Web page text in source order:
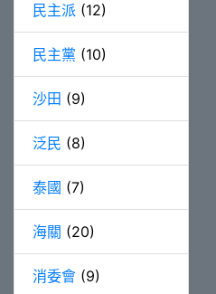
民主派 (12)
民主黨 (10)
沙田 (9)
泛民 (8)
泰國 (7)
海關 (20)
消委會 (9)